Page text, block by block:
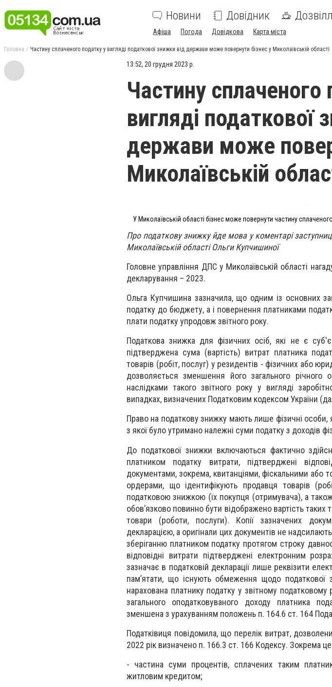
Новини Довідник
Афіша Погода Довідкова Карта міста
Головна Частину сплаченого податку у вигляді податкової знижки від держави може повернути бізнес у Миколаївській області
13:52, 20 грудня 2023 р.
Частину сплаченого
вигляді податкової
держави може
Миколаївській
У Миколаївській області бізнес може повернути частину
Про податкову знижку йде мова у коментарі
Миколаївській області Ольги Купчишиної
Головне управління ДПС у Миколаївській області
декларування – 2023.
Ольга Купчишина зазначила, що одним із основних
податку до бюджету, а і повернення платниками
плати податку упродовж звітного року.
Податкова знижка для фізичних осіб, які не є
підтверджена сума (вартість) витрат платника
товарів (робіт, послуг) у резидентів - фізичних або
дозволяється зменшення його загального річного
наслідками такого звітного року у вигляді
випадках, визначених Податковим кодексом України
Право на податкову знижку мають лише фізичні особи,
з якої було утримано належні суми податку з доходів
До податкової знижки включаються фактично
платником податку витрати, підтверджені
документами, зокрема, квитанціями, фіскальними або
ордерами, що ідентифікують продавця товарів
податковою знижкою (їх покупця (отримувача), а
обов’язково повинно бути відображено вартість таких
товари (роботи, послуги). Копії зазначених
декларацією, а оригінали цих документів не
зберіганню платником податку протягом строку
відповідні витрати підтверджені електронним
зазначає в податковій декларації лише реквізити
пам’ятати, що існують обмеження щодо
нарахована платнику податку у звітному
загального оподатковуваного доходу платника
зменшена з урахуванням положень п. 164.6 ст. 164
Податківиця повідомила, що перелік витрат,
2022 рік визначено п. 166.3 ст. 166 Кодексу. Зокрема
- частина суми процентів, сплачених таким
житловим кредитом;